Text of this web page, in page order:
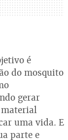
é
do mosquito
gerar
material
uma vida. E
parte e